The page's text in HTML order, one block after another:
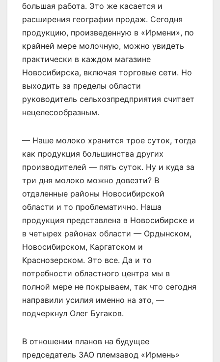
большая работа. Это же касается и
расширения географии продаж. Сегодня
продукцию, произведенную в «Ирмени», по
крайней мере молочную, можно увидеть
практически в каждом магазине
Новосибирска, включая торговые сети. Но
выходить за пределы области
руководитель сельхозпредприятия считает
нецелесообразным.
— Наше молоко хранится трое суток, тогда
как продукция большинства других
производителей — пять суток. Ну и куда за
три дня молоко можно довезти? В
отдаленные районы Новосибирской
области и то проблематично. Наша
продукция представлена в Новосибирске и
в четырех районах области — Ордынском,
Новосибирском, Каргатском и
Краснозерском. Это все. Да и то
потребности областного центра мы в
полной мере не покрываем, так что сегодня
направили усилия именно на это, —
подчеркнул Олег Бугаков.
В отношении планов на будущее
председатель ЗАО племзавод «Ирмень»